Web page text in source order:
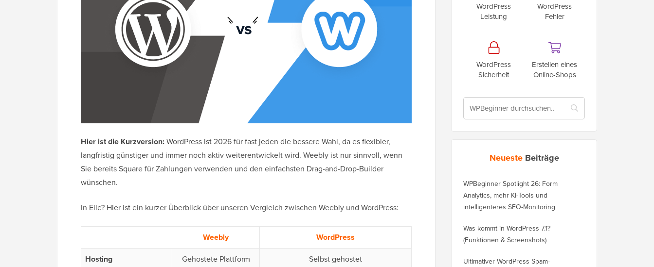
Hier ist die Kurzversion:WordPress ist 2026 für fast jeden die bessere Wahl, da es flexibler,
langfristig günstiger und immer noch aktiv weiterentwickelt wird. Weebly ist nur sinnvoll, wenn
Sie bereits Square für Zahlungen verwenden und den einfachsten Drag-and-Drop-Builder
wünschen.
In Eile? Hier ist ein kurzer Überblick über unseren Vergleich zwischen Weebly und WordPress:
Weebly
WordPress
Hosting
Gehostete Plattform
Selbst gehostet
WordPress
Leistung
WordPress
Fehler
WordPress
Sicherheit
Erstellen eines
Online-Shops
Neueste Beiträge
WPBeginner Spotlight 26: Form
Analytics, mehr KI-Tools und
intelligenteres SEO-Monitoring
Was kommt in WordPress 7.1?
(Funktionen & Screenshots)
Ultimativer WordPress Spam-